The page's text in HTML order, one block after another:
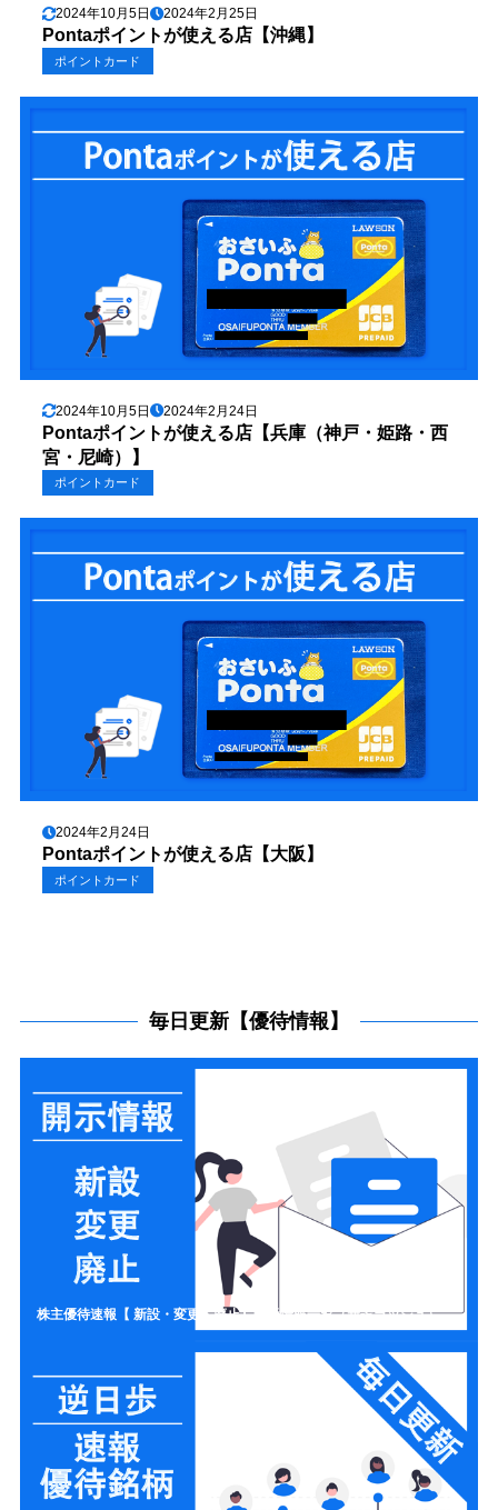
2024年10月5日 2024年2月25日
Pontaポイントが使える店【沖縄】
ポイントカード
2024年10月5日 2024年2月24日
Pontaポイントが使える店【兵庫（神戸・姫路・西
宮・尼崎）】
ポイントカード
2024年2月24日
Pontaポイントが使える店【大阪】
ポイントカード
毎日更新【優待情報】
株主優待速報【 新設・変更・廃止】開示情報一覧（新設ラッシュ）